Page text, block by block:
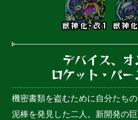
獣神化･改1 獣神
デバイス、オ
ロケット・パー
機密書類を盗むために自分たち
泥棒を発見した二人。新開発の